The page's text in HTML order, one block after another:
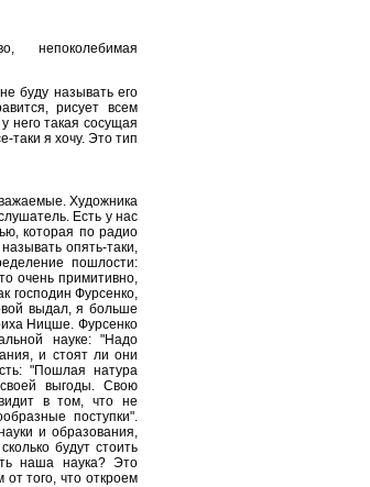
непоколебимая
буду называть его
рисует всем
него такая сосущая
таки я хочу. Это тип
Художника
Есть у нас
которая по радио
опять-таки,
пошлости:
очень примитивно,
господин Фурсенко,
выдал, я больше
Ницше. Фурсенко
науке: "Надо
и стоят ли они
"Пошлая натура
выгоды. Свою
видит в том, что не
поступки".
и образования,
будут стоить
наша наука? Это
того, что откроем